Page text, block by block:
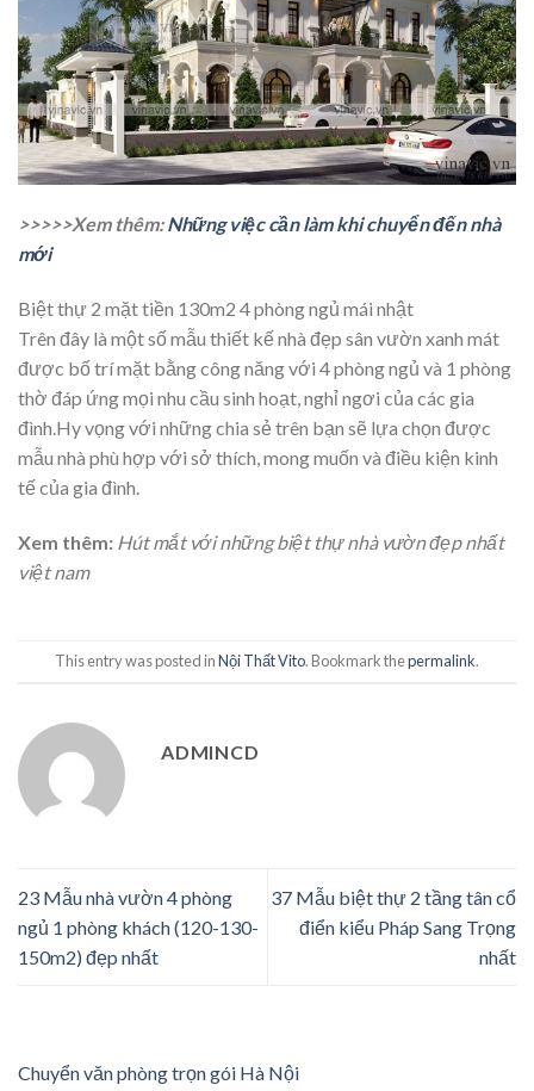
>>>>>Xem thêm:Những việc cần làm khi chuyển đến nhà
mới
Biệt thự 2 mặt tiền 130m2 4 phòng ngủ mái nhật
Trên đây là một số mẫu thiết kế nhà đẹp sân vườn xanh mát
được bố trí mặt bằng công năng với 4 phòng ngủ và 1 phòng
thờ đáp ứng mọi nhu cầu sinh hoạt, nghỉ ngơi của các gia
đình.Hy vọng với những chia sẻ trên bạn sẽ lựa chọn được
mẫu nhà phù hợp với sở thích, mong muốn và điều kiện kinh
tế của gia đình.
Xem thêm: Hút mắt với những biệt thự nhà vườn đẹp nhất
việt nam
This entry was posted inNội Thất Vito. Bookmark thepermalink.
ADMINCD
23 Mẫu nhà vườn 4 phòng
ngủ 1 phòng khách (120-130-
150m2) đẹp nhất
37 Mẫu biệt thự 2 tầng tân cổ
điển kiểu Pháp Sang Trọng
nhất
Chuyển văn phòng trọn gói Hà Nội